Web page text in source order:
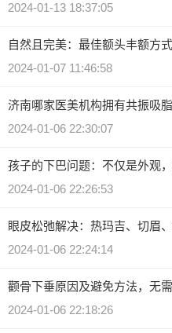
2024-01-13 18:37:05
自然且完美：最佳额头丰额方
2024-01-07 11:46:58
济南哪家医美机构拥有共振吸
2024-01-06 22:30:07
孩子的下巴问题：不仅是外观
2024-01-06 22:26:53
眼皮松弛解决：热玛吉、切眉
2024-01-06 22:24:14
颧骨下垂原因及避免方法，无
2024-01-06 22:18:26